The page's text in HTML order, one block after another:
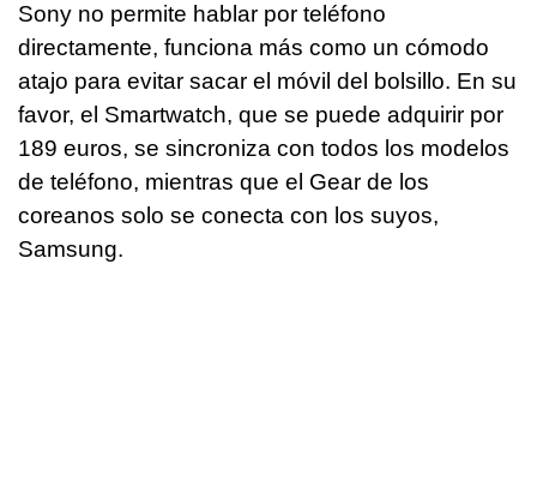
Sony no permite hablar por teléfono
directamente, funciona más como un cómodo
atajo para evitar sacar el móvil del bolsillo. En su
favor, el Smartwatch, que se puede adquirir por
189 euros, se sincroniza con todos los modelos
de teléfono, mientras que el Gear de los
coreanos solo se conecta con los suyos,
Samsung.